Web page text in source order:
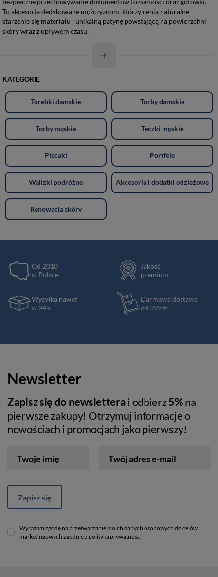
To akcesoria dedykowane mężczyznom, którzy cenią naturalne
starzenie się materiału i unikalną patynę powstającą na powierzchni
skóry wraz z upływem czasu.
KATEGORIE
Torebki damskie Torby damskie
Torby męskie Teczki męskie
Plecaki Portfele
Walizki podróżne Akcesoria i dodatki odzieżowe
Renowacja skóry
Od 2010
w Polsce
Jakość
premium
Wysyłka nawet
w 24h
Darmowa dostawa
od 399 zł
Newsletter
Zapisz się do newsletterai odbierz5%na
pierwsze zakupy! Otrzymuj informacje o
nowościach i promocjach jako pierwszy!
Twoje imię Twój adres e-mail
Zapisz się
Wyrażam zgodę na przetwarzanie moich danych osobowych do celów
marketingowych zgodnie z polityką prywatności